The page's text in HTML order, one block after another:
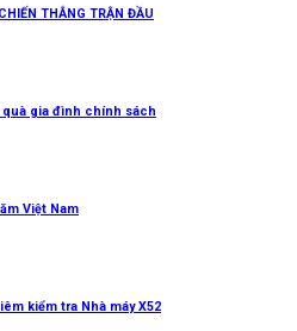
THẮNG TRẬN ĐẦU
gia đình chính sách
Việt Nam
kiểm tra Nhà máy X52